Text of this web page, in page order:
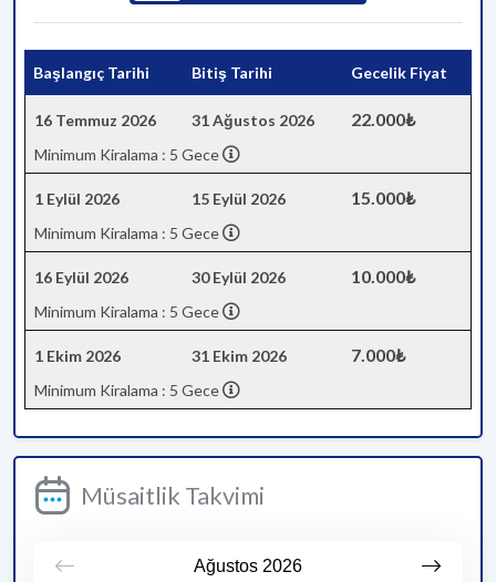
Başlangıç Tarihi Bitiş Tarihi Gecelik Fiyat
16 Temmuz 2026 31 Ağustos 2026 22.000₺
Minimum Kiralama : 5 Gece
1 Eylül 2026 15 Eylül 2026 15.000₺
Minimum Kiralama : 5 Gece
16 Eylül 2026 30 Eylül 2026 10.000₺
Minimum Kiralama : 5 Gece
1 Ekim 2026 31 Ekim 2026 7.000₺
Minimum Kiralama : 5 Gece
Müsaitlik Takvimi
Ağustos 2026